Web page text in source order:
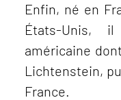
Enfin, né en
États-Unis,
américaine
Lichtenstein,
France.